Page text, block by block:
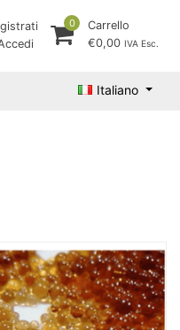
0
Carrello
€0,00 IVA Esc.
Italiano